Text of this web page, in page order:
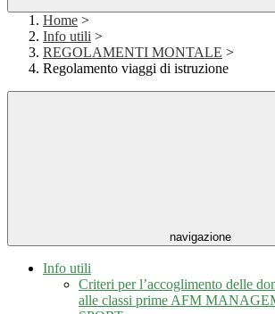
Home >
Info utili >
REGOLAMENTI MONTALE >
Regolamento viaggi di istruzione
navigazione
Info utili
Criteri per l’accoglimento delle
alle classi prime AFM